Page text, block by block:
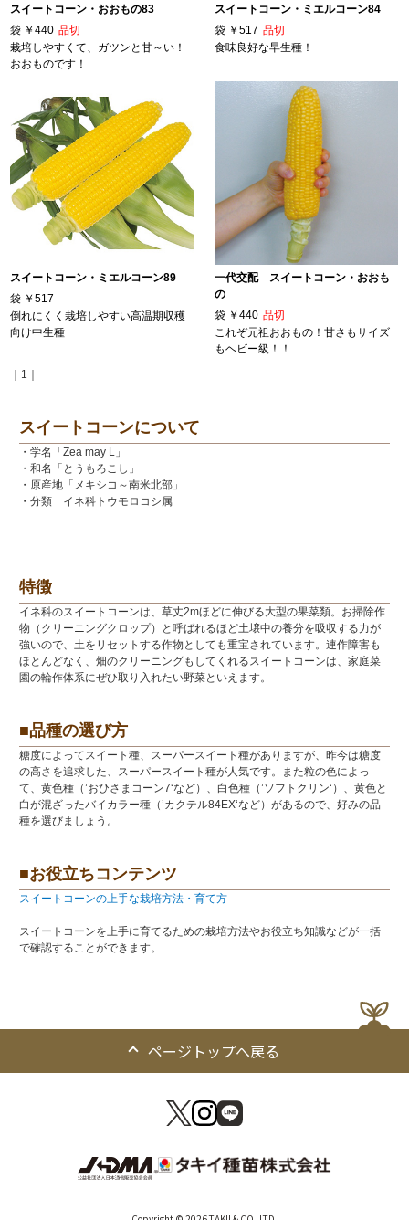
スイートコーン・おおもの83
袋 ￥440 品切
栽培しやすくて、ガツンと甘～い！
おおものです！
スイートコーン・ミエルコーン84
袋 ￥517 品切
食味良好な早生種！
スイートコーン・ミエルコーン89
袋 ￥517
倒れにくく栽培しやすい高温期収穫
向け中生種
一代交配 スイートコーン・おおも
の
袋 ￥440 品切
これぞ元祖おおもの！甘さもサイズ
もヘビー級！！
｜1｜
スイートコーンについて
・学名「Zea may L」
・和名「とうもろこし」
・原産地「メキシコ～南米北部」
・分類 イネ科トウモロコシ属
特徴
イネ科のスイートコーンは、草丈2mほどに伸びる大型の果菜類。お掃除作
物（クリーニングクロップ）と呼ばれるほど土壌中の養分を吸収する力が
強いので、土をリセットする作物としても重宝されています。連作障害も
ほとんどなく、畑のクリーニングもしてくれるスイートコーンは、家庭菜
園の輪作体系にぜひ取り入れたい野菜といえます。
■品種の選び方
糖度によってスイート種、スーパースイート種がありますが、昨今は糖度
の高さを追求した、スーパースイート種が人気です。また粒の色によっ
て、黄色種（’おひさまコーン7‘など）、白色種（’ソフトクリン‘）、黄色と
白が混ざったバイカラー種（’カクテル84EX‘など）があるので、好みの品
種を選びましょう。
■お役立ちコンテンツ
スイートコーンの上手な栽培方法・育て方
スイートコーンを上手に育てるための栽培方法やお役立ち知識などが一括
で確認することができます。
ページトップへ戻る